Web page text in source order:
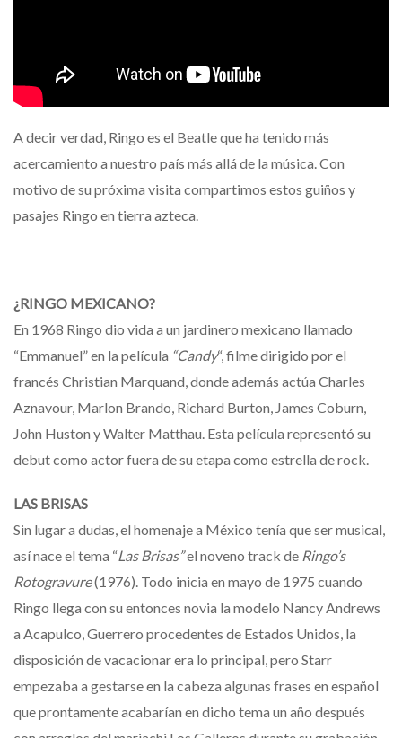
A decir verdad, Ringo es el Beatle que ha tenido más
acercamiento a nuestro país más allá de la música. Con
motivo de su próxima visita compartimos estos guiños y
pasajes Ringo en tierra azteca.
¿RINGO MEXICANO?
En 1968 Ringo dio vida a un jardinero mexicano llamado
“Emmanuel” en la película “Candy“, filme dirigido por el
francés Christian Marquand, donde además actúa Charles
Aznavour, Marlon Brando, Richard Burton, James Coburn,
John Huston y Walter Matthau. Esta película representó su
debut como actor fuera de su etapa como estrella de rock.
LAS BRISAS
Sin lugar a dudas, el homenaje a México tenía que ser musical,
así nace el tema “Las Brisas”el noveno track de Ringo’s
Rotogravure(1976). Todo inicia en mayo de 1975 cuando
Ringo llega con su entonces novia la modelo Nancy Andrews
a Acapulco, Guerrero procedentes de Estados Unidos, la
disposición de vacacionar era lo principal, pero Starr
empezaba a gestarse en la cabeza algunas frases en español
que prontamente acabarían en dicho tema un año después